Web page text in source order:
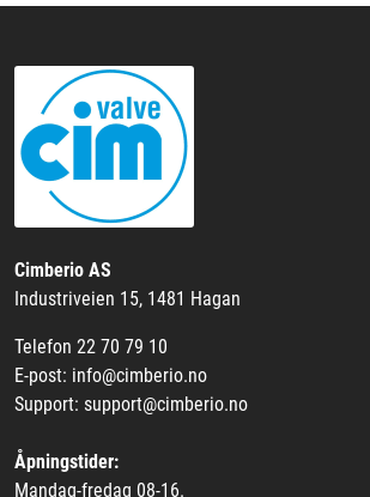
Cimberio AS
Industriveien 15, 1481 Hagan
Telefon 22 70 79 10
E-post: info@cimberio.no
Support: support@cimberio.no
Åpningstider:
Mandag-fredag 08-16.